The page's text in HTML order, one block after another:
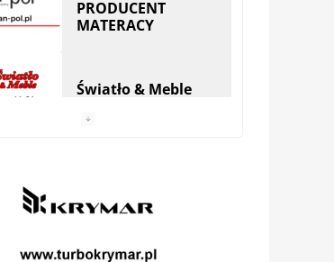
PRODUCENT
MATERACY
Światło & Meble
VEGA MEBLE